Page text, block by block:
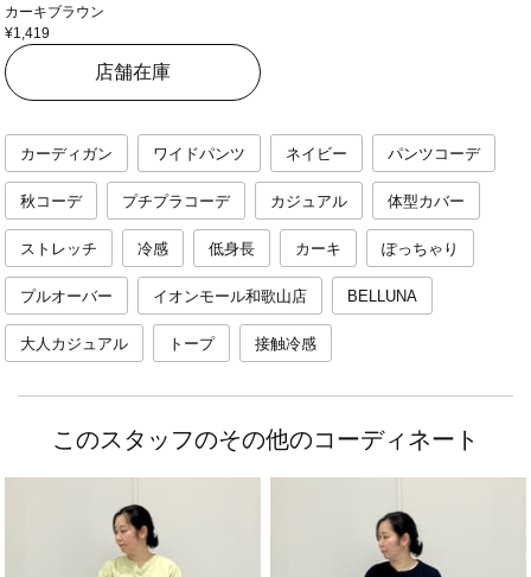
カーキブラウン
¥1,419
店舗在庫
カーディガン ワイドパンツ ネイビー パンツコーデ
秋コーデ プチプラコーデ カジュアル 体型カバー
ストレッチ 冷感 低身長 カーキ ぽっちゃり
プルオーバー イオンモール和歌山店 BELLUNA
大人カジュアル トープ 接触冷感
このスタッフのその他のコーディネート